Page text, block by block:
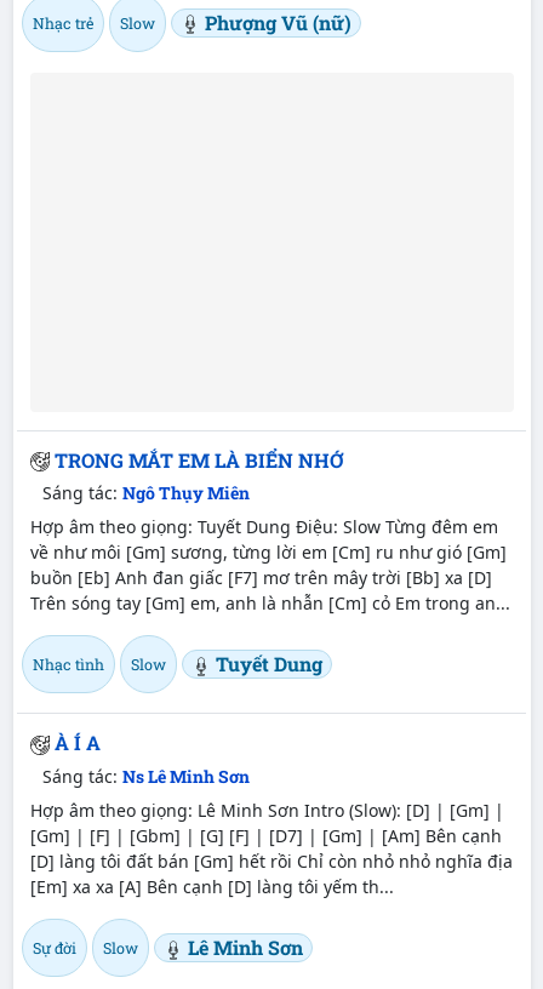
Nhạc trẻ Slow Phượng Vũ (nữ)
TRONG MẮT EM LÀ BIỂN NHỚ
Sáng tác: Ngô Thụy Miên
Hợp âm theo giọng: Tuyết Dung Điệu: Slow Từng đêm em
về như môi [Gm] sương, từng lời em [Cm] ru như gió [Gm]
buồn [Eb] Anh đan giấc [F7] mơ trên mây trời [Bb] xa [D]
Trên sóng tay [Gm] em, anh là nhẫn [Cm] cỏ Em trong an...
Nhạc tình Slow Tuyết Dung
À Í A
Sáng tác: Ns Lê Minh Sơn
Hợp âm theo giọng: Lê Minh Sơn Intro (Slow): [D] | [Gm] |
[Gm] | [F] | [Gbm] | [G] [F] | [D7] | [Gm] | [Am] Bên cạnh
[D] làng tôi đất bán [Gm] hết rồi Chỉ còn nhỏ nhỏ nghĩa địa
[Em] xa xa [A] Bên cạnh [D] làng tôi yếm th...
Sự đời Slow Lê Minh Sơn